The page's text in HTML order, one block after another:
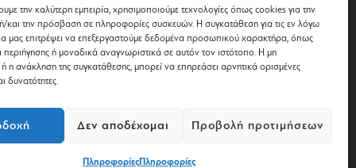
την καλύτερη εμπειρία, χρησιμοποιούμε τεχνολογίες όπως cookies για την
και την πρόσβαση σε πληροφορίες συσκευών. Η συγκατάθεση για τις εν λόγω
μας επιτρέψει να επεξεργαστούμε δεδομένα προσωπικού χαρακτήρα, όπως
ή μοναδικά αναγνωριστικά σε αυτόν τον ιστότοπο. Η μη
η ανάκληση της συγκατάθεσης, μπορεί να επηρεάσει αρνητικά ορισμένες
δυνατότητες.
Δεν αποδέχομαι Προβολή προτιμήσεων
ΠληροφορίεςΠληροφορίες
όροι χρήσης
απόρρητο & cookies